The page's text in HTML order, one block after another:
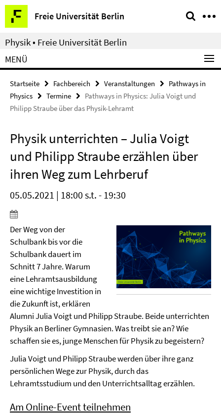
Springe
direkt
zu
Inhalt
Freie Universität Berlin
Service-
Navigation
Physik • Freie Universität Berlin
MENÜ
Startseite Fachbereich Veranstaltungen
Pathways in
Physics
Termine
Pathways in Physics: Julia Voigt und
Philipp Straube über das Physik-Lehramt
Physik unterrichten – Julia Voigt
und Philipp Straube erzählen über
ihren Weg zum Lehrberuf
05.05.2021 | 18:00 s.t. - 19:30
Der Weg von der
Schulbank bis vor die
Schulbank dauert im
Schnitt 7 Jahre. Warum
eine Lehramtsausbildung
eine wichtige Investition in
die Zukunft ist, erklären
Alumni Julia Voigt und Philipp Straube. Beide unterrichten
Physik an Berliner Gymnasien. Was treibt sie an? Wie
schaffen sie es, junge Menschen für Physik zu begeistern?
Julia Voigt und Philipp Straube werden über ihre ganz
persönlichen Wege zur Physik, durch das
Lehramtsstudium und den Unterrichtsalltag erzählen.
Am Online-Event teilnehmen